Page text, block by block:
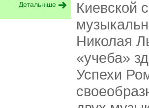
Детальніше
Киевской
Николая
«учеба»
Успехи